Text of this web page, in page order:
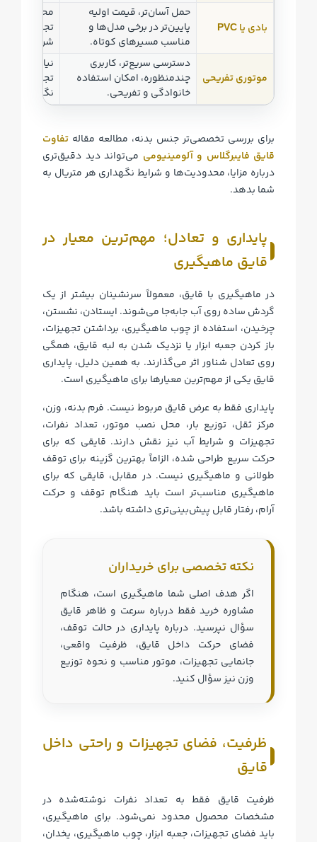
بادی یا PVC
حمل آسان‌تر، قیمت اولیه
پایین‌تر در برخی مدل‌ها و
مناسب مسیرهای کوتاه.
محدودیت در
تجهیزات،
شرایط موج
موتوری تفریحی
دسترسی سریع‌تر، کاربری
چندمنظوره، امکان استفاده
خانوادگی و تفریحی.
نیازمند
تجهیزات
نگهداری.
برای بررسی تخصصی‌تر جنس بدنه، مطالعه مقاله تفاوت
قایق فایبرگلاس و آلومینیومی می‌تواند دید دقیق‌تری
درباره مزایا، محدودیت‌ها و شرایط نگهداری هر متریال به
شما بدهد.
پایداری و تعادل؛ مهم‌ترین معیار در
قایق ماهیگیری
در ماهیگیری با قایق، معمولاً سرنشینان بیشتر از یک
گردش ساده روی آب جابه‌جا می‌شوند. ایستادن، نشستن،
چرخیدن، استفاده از چوب ماهیگیری، برداشتن تجهیزات،
باز کردن جعبه ابزار یا نزدیک شدن به لبه قایق، همگی
روی تعادل شناور اثر می‌گذارند. به همین دلیل، پایداری
قایق یکی از مهم‌ترین معیارها برای ماهیگیری است.
پایداری فقط به عرض قایق مربوط نیست. فرم بدنه، وزن،
مرکز ثقل، توزیع بار، محل نصب موتور، تعداد نفرات،
تجهیزات و شرایط آب نیز نقش دارند. قایقی که برای
حرکت سریع طراحی شده، الزاماً بهترین گزینه برای توقف
طولانی و ماهیگیری نیست. در مقابل، قایقی که برای
ماهیگیری مناسب‌تر است باید هنگام توقف و حرکت
آرام، رفتار قابل پیش‌بینی‌تری داشته باشد.
نکته تخصصی برای خریداران
اگر هدف اصلی شما ماهیگیری است، هنگام
مشاوره خرید فقط درباره سرعت و ظاهر قایق
سؤال نپرسید. درباره پایداری در حالت توقف،
فضای حرکت داخل قایق، ظرفیت واقعی،
جانمایی تجهیزات، موتور مناسب و نحوه توزیع
وزن نیز سؤال کنید.
ظرفیت، فضای تجهیزات و راحتی داخل
قایق
ظرفیت قایق فقط به تعداد نفرات نوشته‌شده در
مشخصات محصول محدود نمی‌شود. برای ماهیگیری،
باید فضای تجهیزات، جعبه ابزار، چوب ماهیگیری، یخدان،